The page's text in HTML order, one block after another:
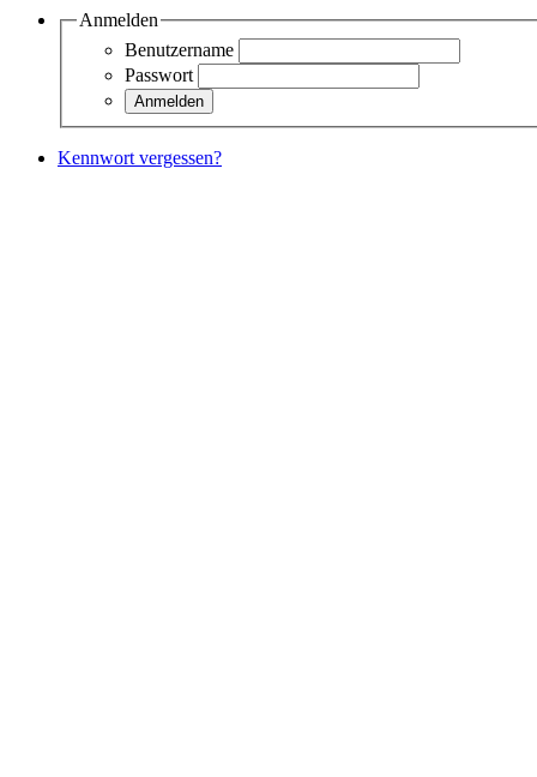
Anmelden
Benutzername
Passwort
Kennwort vergessen?